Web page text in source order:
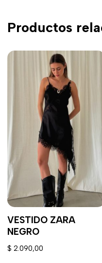
Productos
VESTIDO ZARA
NEGRO
$ 2.090,00